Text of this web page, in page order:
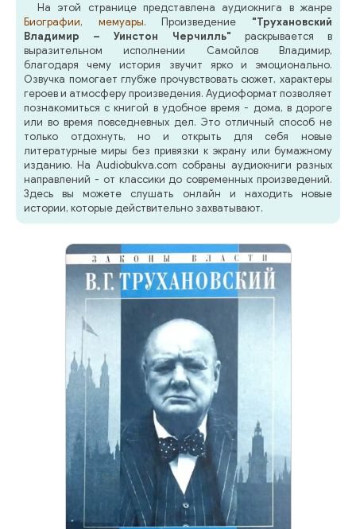
На этой странице представлена аудиокнига в жанре
Биографии, мемуары. Произведение "Трухановский
Владимир – Уинстон Черчилль" раскрывается в
выразительном исполнении Самойлов Владимир,
благодаря чему история звучит ярко и эмоционально.
Озвучка помогает глубже прочувствовать сюжет, характеры
героев и атмосферу произведения. Аудиоформат позволяет
познакомиться с книгой в удобное время - дома, в дороге
или во время повседневных дел. Это отличный способ не
только отдохнуть, но и открыть для себя новые
литературные миры без привязки к экрану или бумажному
изданию. На Audiobukva.com собраны аудиокниги разных
направлений - от классики до современных произведений.
Здесь вы можете слушать онлайн и находить новые
истории, которые действительно захватывают.